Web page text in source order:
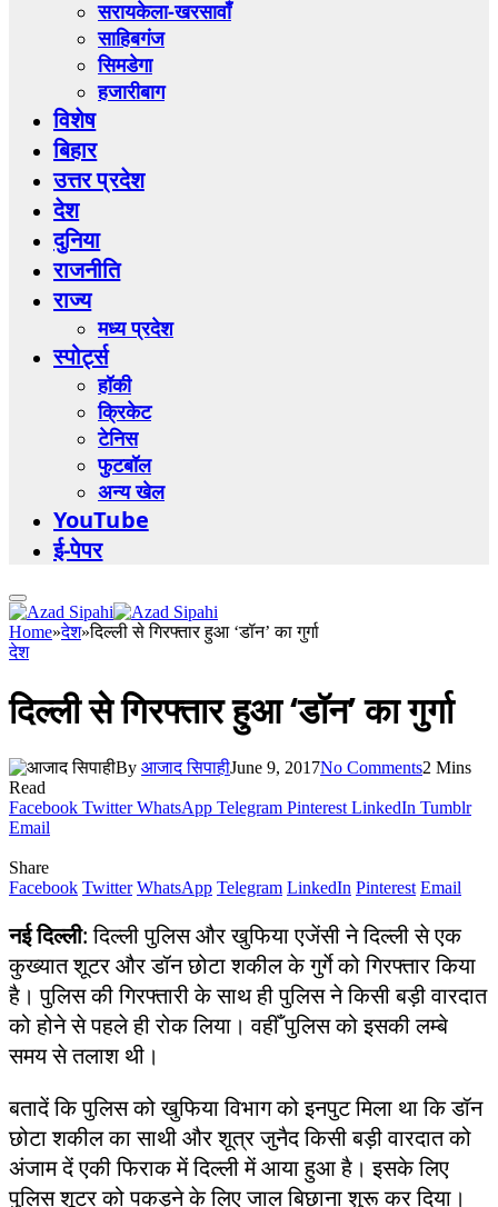
सरायकेला-खरसावाँ
साहिबगंज
सिमडेगा
हजारीबाग
विशेष
बिहार
उत्तर प्रदेश
देश
दुनिया
राजनीति
राज्य
मध्य प्रदेश
स्पोर्ट्स
हॉकी
क्रिकेट
टेनिस
फुटबॉल
अन्य खेल
YouTube
ई-पेपर
Home»देश»दिल्ली से गिरफ्तार हुआ ‘डॉन’ का गुर्गा
देश
दिल्ली से गिरफ्तार हुआ ‘डॉन’ का गुर्गा
By आजाद सिपाहीJune 9, 2017No Comments2 Mins
Read
Facebook Twitter WhatsApp Telegram Pinterest LinkedIn Tumblr
Email
Share
Facebook Twitter WhatsApp Telegram LinkedIn Pinterest Email
नई दिल्ली: दिल्ली पुलिस और खुफिया एजेंसी ने दिल्ली से एक
कुख्यात शूटर और डॉन छोटा शकील के गुर्गे को गिरफ्तार किया
है। पुलिस की गिरफ्तारी के साथ ही पुलिस ने किसी बड़ी वारदात
को होने से पहले ही रोक लिया। वहीँ पुलिस को इसकी लम्बे
समय से तलाश थी।
बतादें कि पुलिस को खुफिया विभाग को इनपुट मिला था कि डॉन
छोटा शकील का साथी और शूत्र जुनैद किसी बड़ी वारदात को
अंजाम दें एकी फिराक में दिल्ली में आया हुआ है। इसके लिए
पुलिस शूटर को पकड़ने के लिए जाल बिछाना शुरू कर दिया।